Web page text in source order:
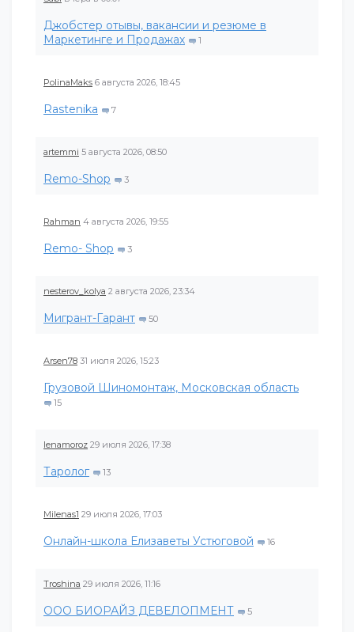
Джобстер отывы, вакансии и резюме в
Маркетинге и Продажах
1
PolinaMaks 6 августа 2026, 18:45
Rastenika 7
artemmi 5 августа 2026, 08:50
Remo-Shop 3
Rahman 4 августа 2026, 19:55
Remo- Shop 3
nesterov_kolya 2 августа 2026, 23:34
Мигрант-Гарант 50
Arsen78 31 июля 2026, 15:23
Грузовой Шиномонтаж, Московская область
15
lenamoroz 29 июля 2026, 17:38
Таролог 13
Milenas1 29 июля 2026, 17:03
Онлайн-школа Елизаветы Устюговой 16
Troshina 29 июля 2026, 11:16
ООО БИОРАЙЗ ДЕВЕЛОПМЕНТ 5